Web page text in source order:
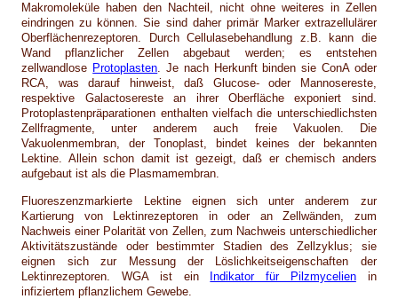
Makromoleküle haben den Nachteil, nicht ohne weiteres in Zellen
eindringen zu können. Sie sind daher primär Marker extrazellulärer
Oberflächenrezeptoren. Durch Cellulasebehandlung z.B. kann die
Wand pflanzlicher Zellen abgebaut werden; es entstehen
zellwandlose Protoplasten. Je nach Herkunft binden sie ConA oder
RCA, was darauf hinweist, daß Glucose- oder Mannosereste,
respektive Galactosereste an ihrer Oberfläche exponiert sind.
Protoplastenpräparationen enthalten vielfach die unterschiedlichsten
Zellfragmente, unter anderem auch freie Vakuolen. Die
Vakuolenmembran, der Tonoplast, bindet keines der bekannten
Lektine. Allein schon damit ist gezeigt, daß er chemisch anders
aufgebaut ist als die Plasmamembran.
Fluoreszenzmarkierte Lektine eignen sich unter anderem zur
Kartierung von Lektinrezeptoren in oder an Zellwänden, zum
Nachweis einer Polarität von Zellen, zum Nachweis unterschiedlicher
Aktivitätszustände oder bestimmter Stadien des Zellzyklus; sie
eignen sich zur Messung der Löslichkeitseigenschaften der
Lektinrezeptoren. WGA ist ein Indikator für Pilzmycelienin
infiziertem pflanzlichem Gewebe.